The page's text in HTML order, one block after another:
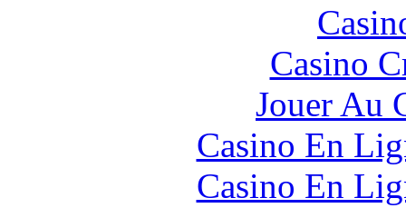
Casino
Jouer Au
Casino En
Casino En